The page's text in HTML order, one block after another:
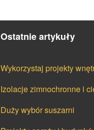
Ostatnie artykuły
Wykorzystaj projekty
Izolacje zimnochronne i
Duży wybór suszarni